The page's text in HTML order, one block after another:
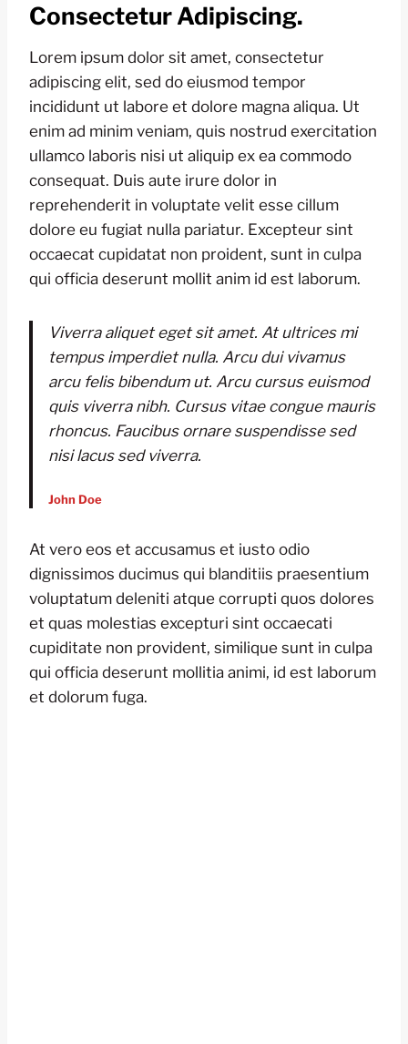
Consectetur Adipiscing.
Lorem ipsum dolor sit amet, consectetur
adipiscing elit, sed do eiusmod tempor
incididunt ut labore et dolore magna aliqua. Ut
enim ad minim veniam, quis nostrud exercitation
ullamco laboris nisi ut aliquip ex ea commodo
consequat. Duis aute irure dolor in
reprehenderit in voluptate velit esse cillum
dolore eu fugiat nulla pariatur. Excepteur sint
occaecat cupidatat non proident, sunt in culpa
qui officia deserunt mollit anim id est laborum.
Viverra aliquet eget sit amet. At ultrices mi
tempus imperdiet nulla. Arcu dui vivamus
arcu felis bibendum ut. Arcu cursus euismod
quis viverra nibh. Cursus vitae congue mauris
rhoncus. Faucibus ornare suspendisse sed
nisi lacus sed viverra.
John Doe
At vero eos et accusamus et iusto odio
dignissimos ducimus qui blanditiis praesentium
voluptatum deleniti atque corrupti quos dolores
et quas molestias excepturi sint occaecati
cupiditate non provident, similique sunt in culpa
qui officia deserunt mollitia animi, id est laborum
et dolorum fuga.